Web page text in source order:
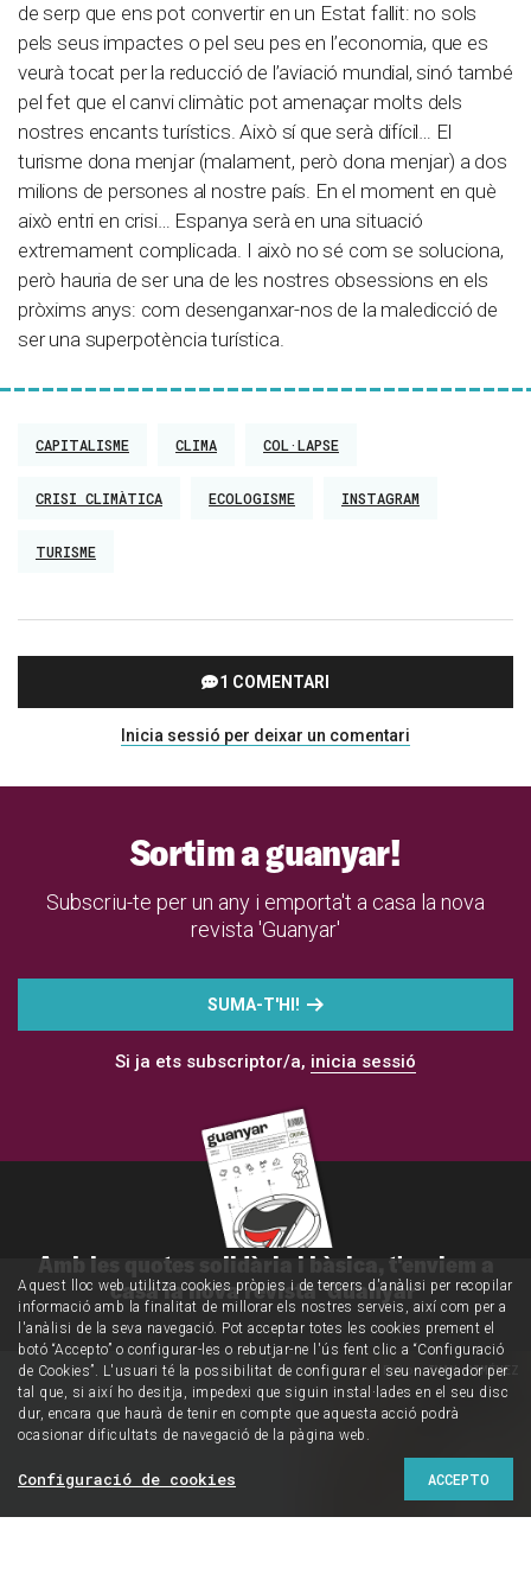
de serp que ens pot convertir en un Estat fallit: no sols
pels seus impactes o pel seu pes en l’economia, que es
veurà tocat per la reducció de l’aviació mundial, sinó també
pel fet que el canvi climàtic pot amenaçar molts dels
nostres encants turístics. Això sí que serà difícil… El
turisme dona menjar (malament, però dona menjar) a dos
milions de persones al nostre país. En el moment en què
això entri en crisi… Espanya serà en una situació
extremament complicada. I això no sé com se soluciona,
però hauria de ser una de les nostres obsessions en els
pròxims anys: com desenganxar-nos de la maledicció de
ser una superpotència turística.
CAPITALISME CLIMA COL·LAPSE
CRISI CLIMÀTICA ECOLOGISME INSTAGRAM
TURISME
1 COMENTARI
Inicia sessió per deixar un comentari
Sortim a guanyar!
Subscriu-te per un any i emporta't a casa la nova
revista 'Guanyar'
SUMA-T'HI!
Si ja ets subscriptor/a, inicia sessió
Amb les quotes solidària i bàsica, t'enviem a
casa la nova revista 'Guanyar'
Foto: IVAN GIMÉNEZ
Aquest lloc web utilitza cookies pròpies i de tercers d'anàlisi per recopilar
informació amb la finalitat de millorar els nostres serveis, així com per a
l'anàlisi de la seva navegació. Pot acceptar totes les cookies prement el
botó “Accepto” o configurar-les o rebutjar-ne l'ús fent clic a “Configuració
de Cookies”. L'usuari té la possibilitat de configurar el seu navegador per
tal que, si així ho desitja, impedexi que siguin instal·lades en el seu disc
dur, encara que haurà de tenir en compte que aquesta acció podrà
ocasionar dificultats de navegació de la pàgina web.
ACCEPTO
Configuració de cookies